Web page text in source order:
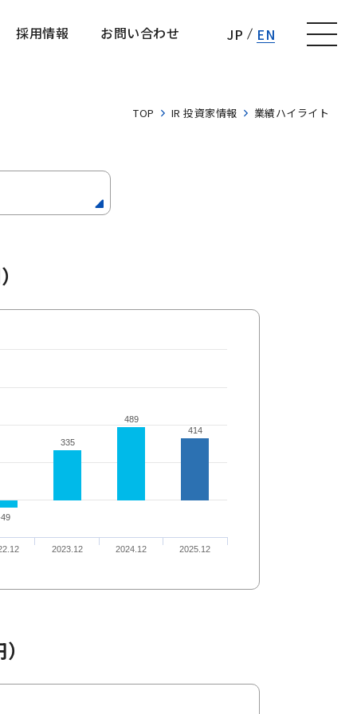
採用情報
お問い合わせ
JP EN
TOP IR 投資家情報 業績ハイライト
335
335
489
489
414
414
2023.12 2024.12 2025.12